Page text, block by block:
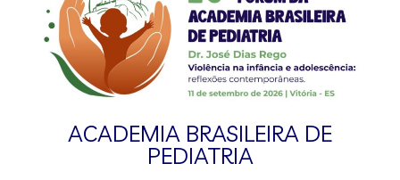
ACADEMIA BRASILEIRA DE
PEDIATRIA